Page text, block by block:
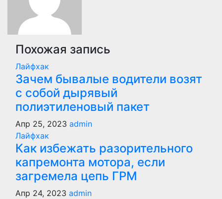
Похожая запись
Лайфхак
Зачем бывалые водители возят
с собой дырявый
полиэтиленовый пакет
Апр 25, 2023 admin
Лайфхак
Как избежать разорительного
капремонта мотора, если
загремела цепь ГРМ
Апр 24, 2023 admin